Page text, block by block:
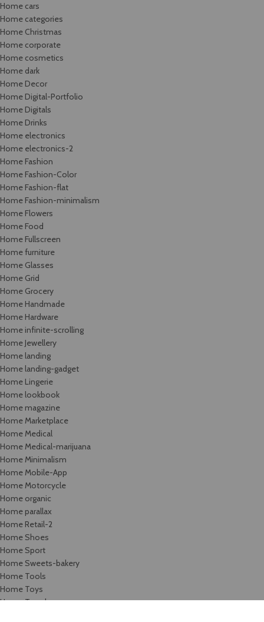
Home cars
Home categories
Home Christmas
Home corporate
Home cosmetics
Home dark
Home Decor
Home Digital-Portfolio
Home Digitals
Home Drinks
Home electronics
Home electronics-2
Home Fashion
Home Fashion-Color
Home Fashion-flat
Home Fashion-minimalism
Home Flowers
Home Food
Home Fullscreen
Home furniture
Home Glasses
Home Grid
Home Grocery
Home Handmade
Home Hardware
Home infinite-scrolling
Home Jewellery
Home landing
Home landing-gadget
Home Lingerie
Home lookbook
Home magazine
Home Marketplace
Home Medical
Home Medical-marijuana
Home Minimalism
Home Mobile-App
Home Motorcycle
Home organic
Home parallax
Home Retail-2
Home Shoes
Home Sport
Home Sweets-bakery
Home Tools
Home Toys
Home Travel